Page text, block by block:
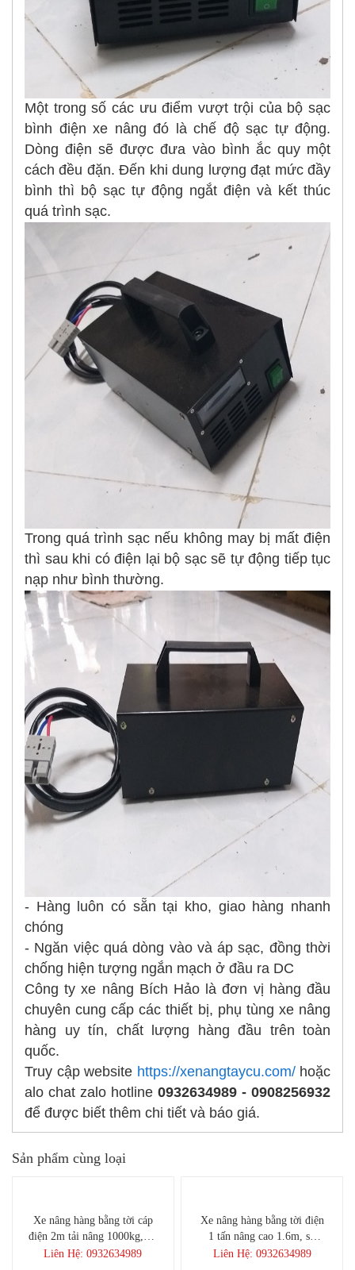
Một trong số các ưu điểm vượt trội của bộ sạc
bình điện xe nâng đó là chế độ sạc tự động.
Dòng điện sẽ được đưa vào bình ắc quy một
cách đều đặn. Đến khi dung lượng đạt mức đầy
bình thì bộ sạc tự động ngắt điện và kết thúc
quá trình sạc.
Trong quá trình sạc nếu không may bị mất điện
thì sau khi có điện lại bộ sạc sẽ tự động tiếp tục
nạp như bình thường.
- Hàng luôn có sẵn tại kho, giao hàng nhanh
chóng
- Ngăn việc quá dòng vào và áp sạc, đồng thời
chống hiện tượng ngắn mạch ở đầu ra DC
Công ty xe nâng Bích Hảo là đơn vị hàng đầu
chuyên cung cấp các thiết bị, phụ tùng xe nâng
hàng uy tín, chất lượng hàng đầu trên toàn
quốc.
Truy cập website https://xenangtaycu.com/hoặc
alo chat zalo hotline 0932634989 - 0908256932
để được biết thêm chi tiết và báo giá.
Sản phẩm cùng loại
Xe nâng hàng bằng tời cáp
điện 2m tải nâng 1000kg, sử
đụng motor điện kéo cáp
Liên Hệ: 0932634989
Xe nâng hàng bằng tời điện
1 tấn nâng cao 1.6m, sử
đụng motor điện kéo cáp
Liên Hệ: 0932634989